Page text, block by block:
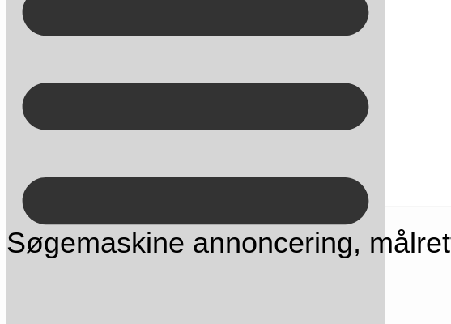
Kontakt på +45 70 13 63 23
Søgemaskine annoncering,